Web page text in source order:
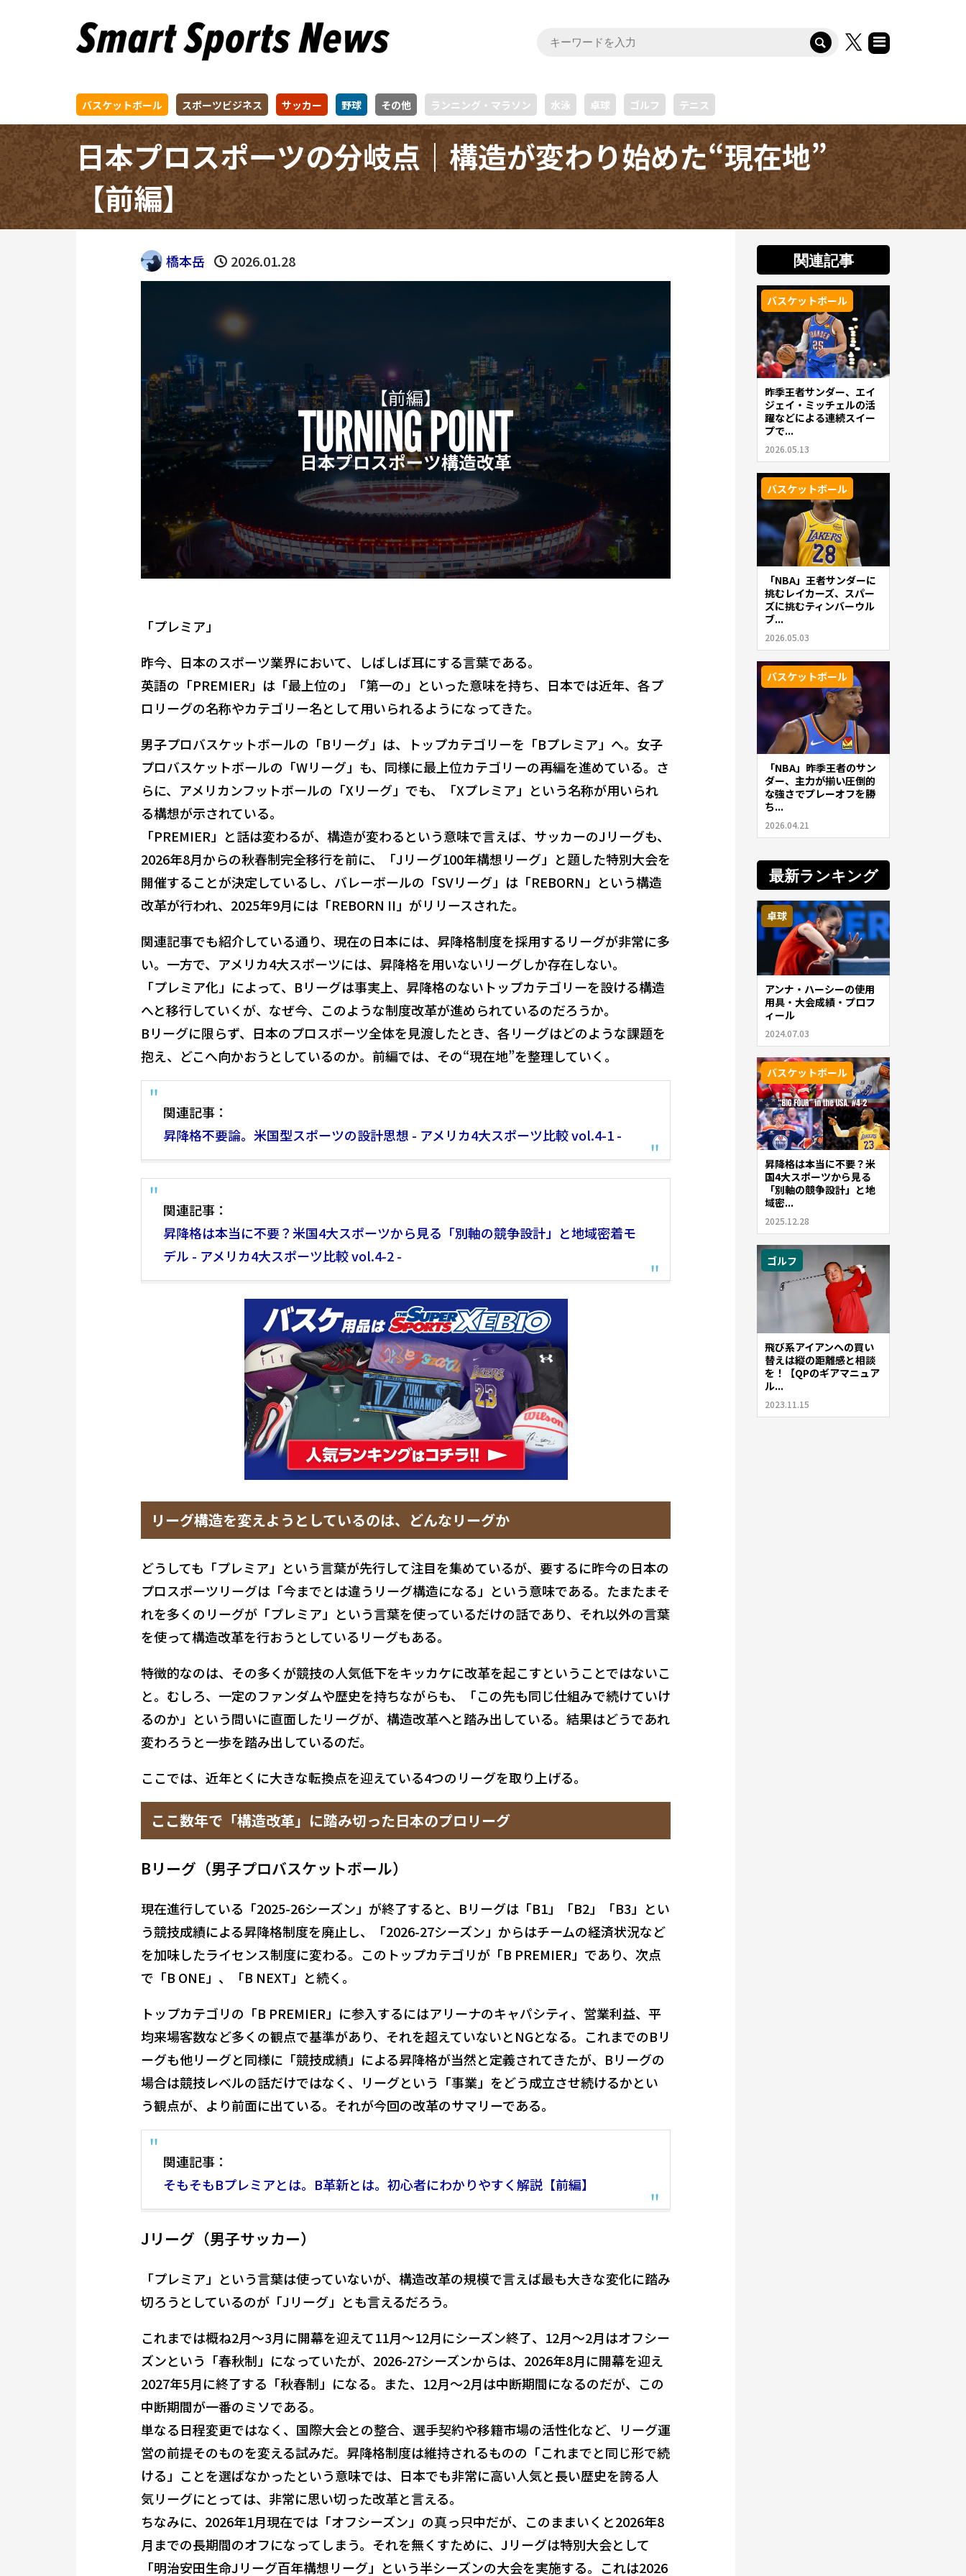
バスケットボール スポーツビジネス サッカー 野球 その他 ランニング・マラソン 水泳 卓球 ゴルフ テニス
日本プロスポーツの分岐点｜構造が変わり始めた“現在地”
【前編】
橋本岳 2026.01.28
「プレミア」
昨今、日本のスポーツ業界において、しばしば耳にする言葉である。
英語の「PREMIER」は「最上位の」「第一の」といった意味を持ち、日本では近年、各プ
ロリーグの名称やカテゴリー名として用いられるようになってきた。
男子プロバスケットボールの「Bリーグ」は、トップカテゴリーを「Bプレミア」へ。女子
プロバスケットボールの「Wリーグ」も、同様に最上位カテゴリーの再編を進めている。さ
らに、アメリカンフットボールの「Xリーグ」でも、「Xプレミア」という名称が用いられ
る構想が示されている。
「PREMIER」と話は変わるが、構造が変わるという意味で言えば、サッカーのJリーグも、
2026年8月からの秋春制完全移行を前に、「Jリーグ100年構想リーグ」と題した特別大会を
開催することが決定しているし、バレーボールの「SVリーグ」は「REBORN」という構造
改革が行われ、2025年9月には「REBORN II」がリリースされた。
関連記事でも紹介している通り、現在の日本には、昇降格制度を採用するリーグが非常に多
い。一方で、アメリカ4大スポーツには、昇降格を用いないリーグしか存在しない。
「プレミア化」によって、Bリーグは事実上、昇降格のないトップカテゴリーを設ける構造
へと移行していくが、なぜ今、このような制度改革が進められているのだろうか。
Bリーグに限らず、日本のプロスポーツ全体を見渡したとき、各リーグはどのような課題を
抱え、どこへ向かおうとしているのか。前編では、その“現在地”を整理していく。
関連記事：
昇降格不要論。米国型スポーツの設計思想 - アメリカ4大スポーツ比較 vol.4-1 -
関連記事：
昇降格は本当に不要？米国4大スポーツから見る「別軸の競争設計」と地域密着モ
デル - アメリカ4大スポーツ比較 vol.4-2 -
リーグ構造を変えようとしているのは、どんなリーグか
どうしても「プレミア」という言葉が先行して注目を集めているが、要するに昨今の日本の
プロスポーツリーグは「今までとは違うリーグ構造になる」という意味である。たまたまそ
れを多くのリーグが「プレミア」という言葉を使っているだけの話であり、それ以外の言葉
を使って構造改革を行おうとしているリーグもある。
特徴的なのは、その多くが競技の人気低下をキッカケに改革を起こすということではないこ
と。むしろ、一定のファンダムや歴史を持ちながらも、「この先も同じ仕組みで続けていけ
るのか」という問いに直面したリーグが、構造改革へと踏み出している。結果はどうであれ
変わろうと一歩を踏み出しているのだ。
ここでは、近年とくに大きな転換点を迎えている4つのリーグを取り上げる。
ここ数年で「構造改革」に踏み切った日本のプロリーグ
Bリーグ（男子プロバスケットボール）
現在進行している「2025-26シーズン」が終了すると、Bリーグは「B1」「B2」「B3」とい
う競技成績による昇降格制度を廃止し、「2026-27シーズン」からはチームの経済状況など
を加味したライセンス制度に変わる。このトップカテゴリが「B PREMIER」であり、次点
で「B ONE」、「B NEXT」と続く。
トップカテゴリの「B PREMIER」に参入するにはアリーナのキャパシティ、営業利益、平
均来場客数など多くの観点で基準があり、それを超えていないとNGとなる。これまでのBリ
ーグも他リーグと同様に「競技成績」による昇降格が当然と定義されてきたが、Bリーグの
場合は競技レベルの話だけではなく、リーグという「事業」をどう成立させ続けるかとい
う観点が、より前面に出ている。それが今回の改革のサマリーである。
関連記事：
そもそもBプレミアとは。B革新とは。初心者にわかりやすく解説【前編】
Jリーグ（男子サッカー）
「プレミア」という言葉は使っていないが、構造改革の規模で言えば最も大きな変化に踏み
切ろうとしているのが「Jリーグ」とも言えるだろう。
これまでは概ね2月〜3月に開幕を迎えて11月〜12月にシーズン終了、12月〜2月はオフシー
ズンという「春秋制」になっていたが、2026-27シーズンからは、2026年8月に開幕を迎え
2027年5月に終了する「秋春制」になる。また、12月〜2月は中断期間になるのだが、この
中断期間が一番のミソである。
単なる日程変更ではなく、国際大会との整合、選手契約や移籍市場の活性化など、リーグ運
営の前提そのものを変える試みだ。昇降格制度は維持されるものの「これまでと同じ形で続
ける」ことを選ばなかったという意味では、日本でも非常に高い人気と長い歴史を誇る人
気リーグにとっては、非常に思い切った改革と言える。
ちなみに、2026年1月現在では「オフシーズン」の真っ只中だが、このままいくと2026年8
月までの長期間のオフになってしまう。それを無くすために、Jリーグは特別大会として
「明治安田生命Jリーグ百年構想リーグ」という半シーズンの大会を実施する。これは2026
関連記事
バスケットボール
昨季王者サンダー、エイ
ジェイ・ミッチェルの活
躍などによる連続スイー
プで...
2026.05.13
バスケットボール
「NBA」王者サンダーに
挑むレイカーズ、スパー
ズに挑むティンバーウル
ブ...
2026.05.03
バスケットボール
「NBA」昨季王者のサン
ダー、主力が揃い圧倒的
な強さでプレーオフを勝
ち...
2026.04.21
最新ランキング
卓球
アンナ・ハーシーの使用
用具・大会成績・プロフ
ィール
2024.07.03
バスケットボール
昇降格は本当に不要？米
国4大スポーツから見る
「別軸の競争設計」と地
域密...
2025.12.28
ゴルフ
飛び系アイアンへの買い
替えは縦の距離感と相談
を！【QPのギアマニュア
ル...
2023.11.15